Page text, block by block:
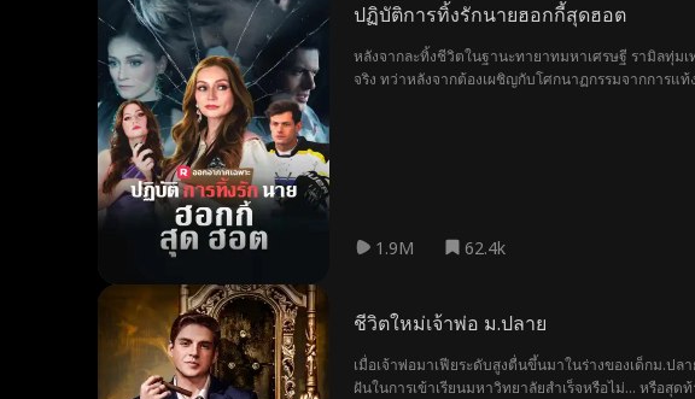
ปฏิบัติการทิ้งรักนายฮอกกี้สุดฮอต
หลังจากละทิ้งชีวิตในฐานะทายาทมหาเศรษฐี รามิลทุ่ม
จริง ทว่าหลังจากต้องเผชิญกับโศกนาฏกรรมจากการแ
1.9M 62.4k
ชีวิตใหม่เจ้าพ่อ ม.ปลาย
เมื่อเจ้าพ่อมาเฟียระดับสูงตื่นขึ้นมาในร่างของเด็กม.ป
ฝันในการเข้าเรียนมหาวิทยาลัยสำเร็จหรือไม่... หรือสุด